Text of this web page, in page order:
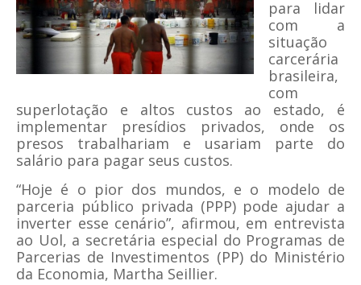
para lidar
com a
situação
carcerária
brasileira,
com
superlotação e altos custos ao estado, é
implementar presídios privados, onde os
presos trabalhariam e usariam parte do
salário para pagar seus custos.
“Hoje é o pior dos mundos, e o modelo de
parceria público privada (PPP) pode ajudar a
inverter esse cenário”, afirmou, em entrevista
ao Uol, a secretária especial do Programas de
Parcerias de Investimentos (PP) do Ministério
da Economia, Martha Seillier.